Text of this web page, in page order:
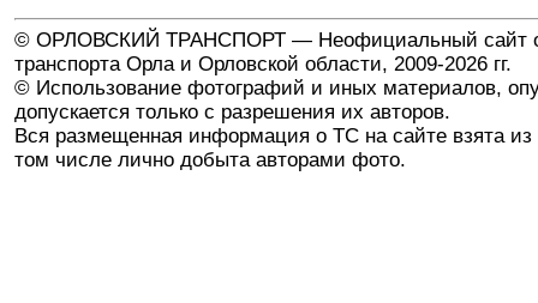
© ОРЛОВСКИЙ ТРАНСПОРТ — Неофициальный сайт
транспорта Орла и Орловской области, 2009-2026 гг.
© Использование фотографий и иных материалов,
допускается только с разрешения их авторов.
Вся размещенная информация о ТС на сайте взята из
том числе лично добыта авторами фото.